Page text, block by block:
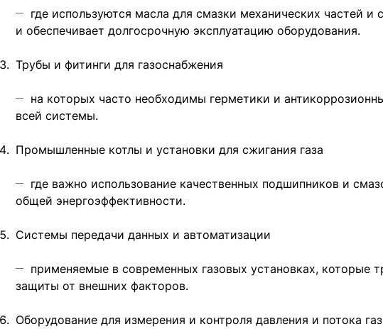
где используются масла для смазки механических частей
и обеспечивает долгосрочную эксплуатацию оборудования.
Трубы и фитинги для газоснабжения
на которых часто необходимы герметики и
всей системы.
Промышленные котлы и установки для сжигания газа
где важно использование качественных подшипников и
общей энергоэффективности.
Системы передачи данных и автоматизации
применяемые в современных газовых установках, которые
защиты от внешних факторов.
Оборудование для измерения и контроля давления и потока